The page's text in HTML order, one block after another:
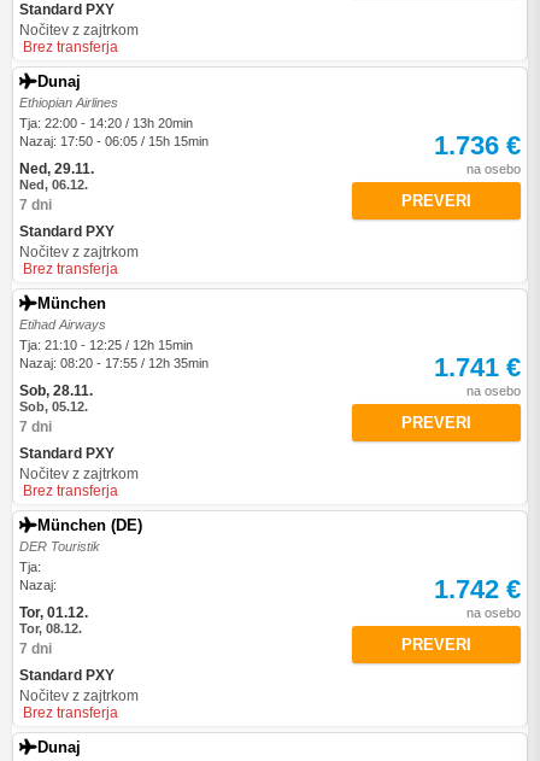
Standard PXY
Nočitev z zajtrkom
Brez transferja
Dunaj
Ethiopian Airlines
Tja: 22:00 - 14:20 / 13h 20min
Nazaj: 17:50 - 06:05 / 15h 15min
Ned, 29.11.
Ned, 06.12.
7 dni
Standard PXY
Nočitev z zajtrkom
Brez transferja
1.736 €
na osebo
PREVERI
München
Etihad Airways
Tja: 21:10 - 12:25 / 12h 15min
Nazaj: 08:20 - 17:55 / 12h 35min
Sob, 28.11.
Sob, 05.12.
7 dni
Standard PXY
Nočitev z zajtrkom
Brez transferja
1.741 €
na osebo
PREVERI
München (DE)
DER Touristik
Tja:
Nazaj:
Tor, 01.12.
Tor, 08.12.
7 dni
Standard PXY
Nočitev z zajtrkom
Brez transferja
1.742 €
na osebo
PREVERI
Dunaj